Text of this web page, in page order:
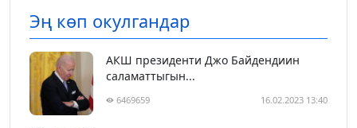
Эң көп окулгандар
АКШ президенти Джо Байдендиин
саламаттыгын...
6469659 16.02.2023 13:40